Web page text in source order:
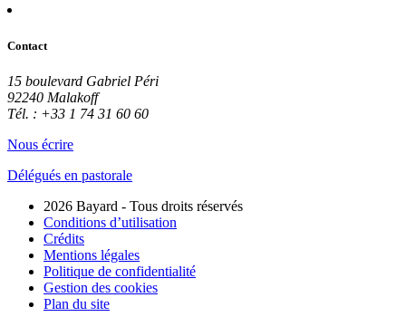
Contact
15 boulevard Gabriel Péri
92240 Malakoff
Tél. : +33 1 74 31 60 60
Nous écrire
Délégués en pastorale
2026 Bayard - Tous droits réservés
Conditions d’utilisation
Crédits
Mentions légales
Politique de confidentialité
Gestion des cookies
Plan du site